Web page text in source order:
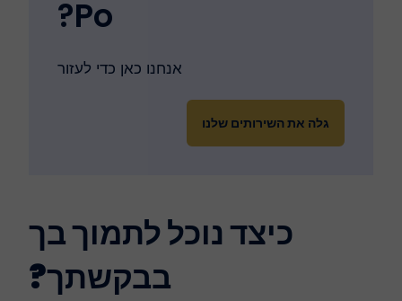
Po?
אנחנו כאן כדי לעזור
גלה את השירותים שלנו
כיצד נוכל לתמוך בך
בבקשתך?